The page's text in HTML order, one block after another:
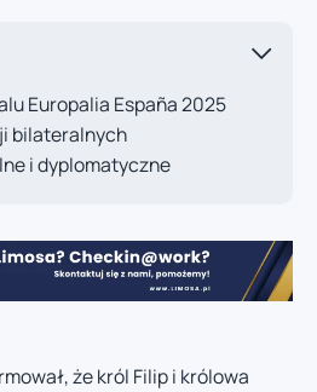
Europalia España 2025
bilateralnych
i dyplomatyczne
że król Filip i królowa